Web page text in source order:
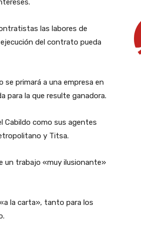
las labores de
del contrato pueda
primará a una empresa en
para la que resulte ganadora.
Cabildo como sus agentes
y Titsa.
un trabajo «muy ilusionante»
la carta», tanto para los